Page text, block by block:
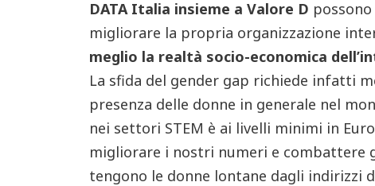
DATA Italia insieme a Valore D
migliorare la propria organizzazione
meglio la realtà socio-economica
La sfida del gender gap richiede infatti
presenza delle donne in generale nel
nei settori STEM è ai livelli minimi in
migliorare i nostri numeri e combattere
tengono le donne lontane dagli indirizzi